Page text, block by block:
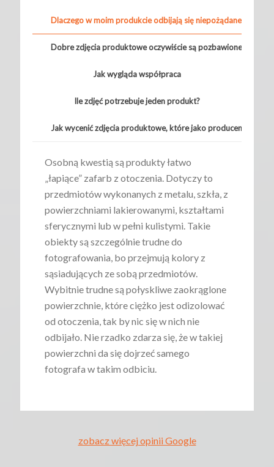
Dlaczego w moim produkcie odbijają się niepożądane kolory
Dobre zdjęcia produktowe oczywiście są pozbawione tych
Jak wygląda współpraca
Ile zdjęć potrzebuje jeden produkt?
Jak wycenić zdjęcia produktowe, które jako producent
Osobną kwestią są produkty łatwo
„łapiące” zafarb z otoczenia. Dotyczy to
przedmiotów wykonanych z metalu, szkła, z
powierzchniami lakierowanymi, kształtami
sferycznymi lub w pełni kulistymi. Takie
obiekty są szczególnie trudne do
fotografowania, bo przejmują kolory z
sąsiadujących ze sobą przedmiotów.
Wybitnie trudne są połyskliwe zaokrąglone
powierzchnie, które ciężko jest odizolować
od otoczenia, tak by nic się w nich nie
odbijało. Nie rzadko zdarza się, że w takiej
powierzchni da się dojrzeć samego
fotografa w takim odbiciu.
zobacz więcej opinii Google